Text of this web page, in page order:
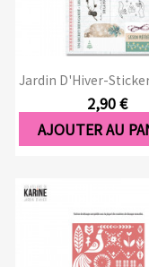
Jardin D'Hiver-
2,90 €
AJOUTER AU